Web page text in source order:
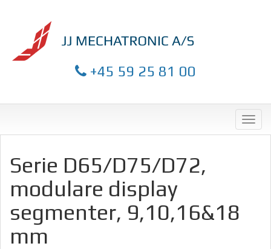
+45 59 25 81 00
Serie D65/D75/D72,
modulare display
segmenter, 9,10,16&18
mm